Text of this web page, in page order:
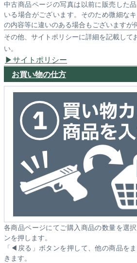
中古商品ページの写真は以前に販売した
いる場合がございます。そのため微細な
の内容等に違いのある場合もございますが
その他、サイトポリシーに詳細を記載して
い。
サイトポリシー
お買い物の仕方
各商品ページにてご購入商品の数量を選
ンを押します。
「◀戻る」ボタンを押して、他の商品を
きます。